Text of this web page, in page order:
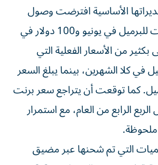
الأساسية افترضت وصول
خام برنت إلى 110 دولارات للبرميل في يونيو و100 دولار في
من الأسعار الفعلية التي
للبرميل في كلا الشهرين، بينما يبلغ السعر
للبرميل. كما توقعت أن يتراجع سعر برنت
الربع الرابع من العام، مع استمرار
التي تم شحنها عبر مضيق